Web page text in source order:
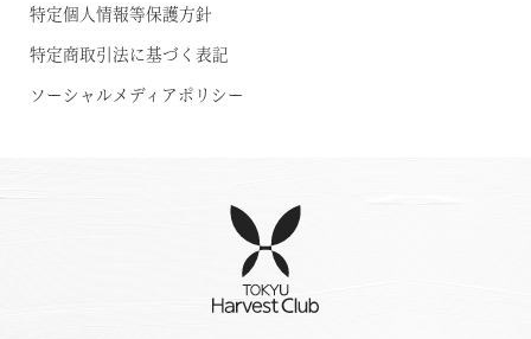
特定個人情報等保護方針
特定商取引法に基づく表記
ソーシャルメディアポリシー